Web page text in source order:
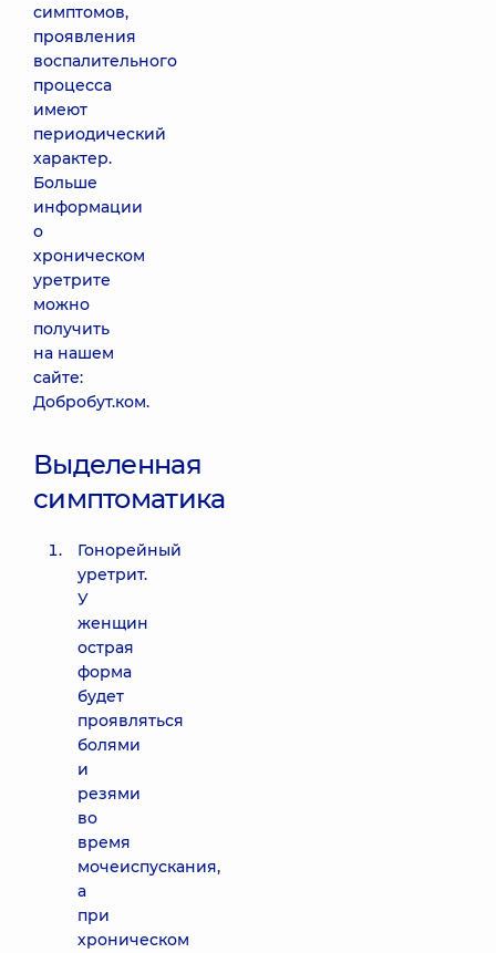
симптомов,
проявления
воспалительного
процесса
имеют
периодический
характер.
Больше
информации
о
хроническом
уретрите
можно
получить
на нашем
сайте:
Добробут.ком.
Выделенная
симптоматика
Гонорейный
уретрит.
У
женщин
острая
форма
будет
проявляться
болями
и
резями
во
время
мочеиспускания,
а
при
хроническом